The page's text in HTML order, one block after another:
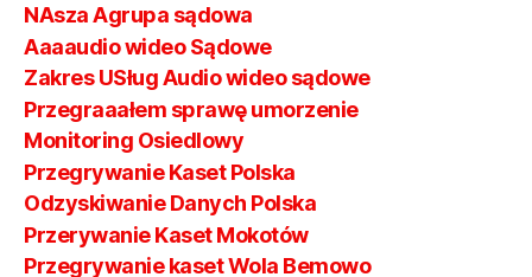
NAsza Agrupa sądowa
Aaaaudio wideo Sądowe
Zakres USług Audio wideo sądowe
Przegraaałem sprawę umorzenie
Monitoring Osiedlowy
Przegrywanie Kaset Polska
Odzyskiwanie Danych Polska
Przerywanie Kaset Mokotów
Przegrywanie kaset Wola Bemowo